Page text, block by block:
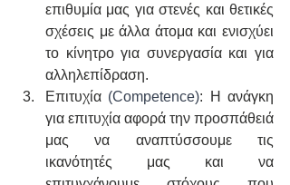
επιθυμία μας για στενές και θετικές
σχέσεις με άλλα άτομα και ενισχύει
το κίνητρο για συνεργασία και για
αλληλεπίδραση.
Επιτυχία (Competence): Η ανάγκη
για επιτυχία αφορά την προσπάθειά
μας να αναπτύσσουμε τις
ικανότητές μας και να